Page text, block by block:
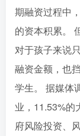
期融资过程中
的资本积累。
对于孩子来说
融资金额，也
学生。 据媒体
业，11.53%的
府风险投资、